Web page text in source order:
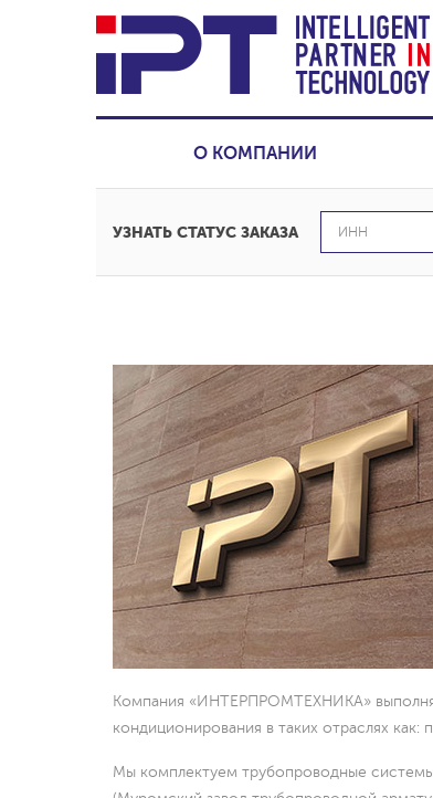
О КОМПАНИИ
УЗНАТЬ СТАТУС ЗАКАЗА
насосы
к заказу
Компания «ИНТЕРПРОМТЕХНИКА»
кондиционирования в таких отраслях
Мы комплектуем трубопроводные